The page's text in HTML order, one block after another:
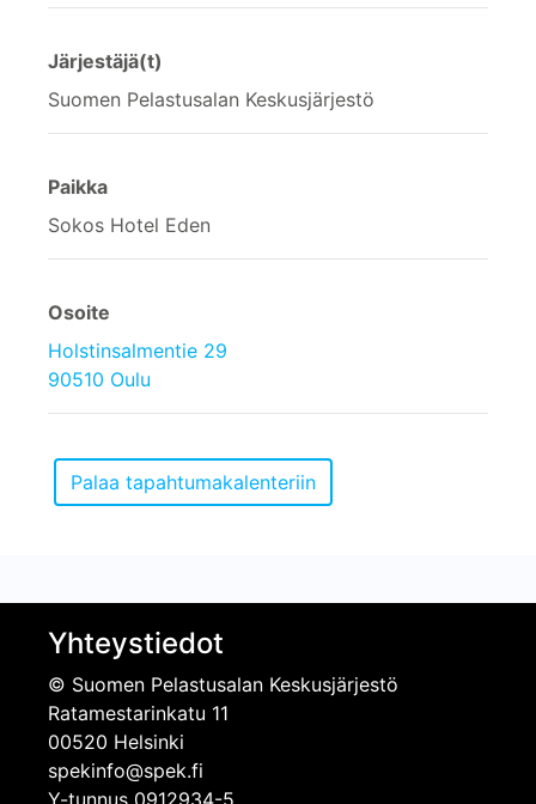
Järjestäjä(t)
Suomen Pelastusalan Keskusjärjestö
Paikka
Sokos Hotel Eden
Osoite
Holstinsalmentie 29
90510 Oulu
Yhteystiedot
© Suomen Pelastusalan Keskusjärjestö
Ratamestarinkatu 11
00520 Helsinki
spekinfo@spek.fi
Y-tunnus 0912934-5